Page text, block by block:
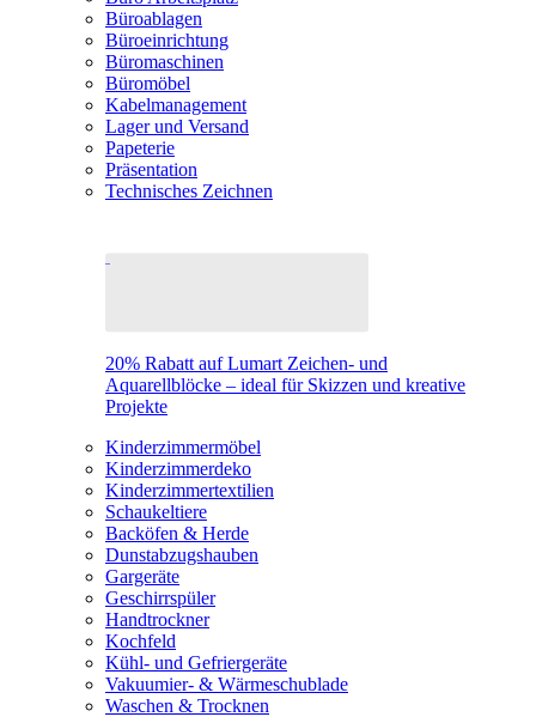
Büroablagen
Büroeinrichtung
Büromaschinen
Büromöbel
Kabelmanagement
Lager und Versand
Papeterie
Präsentation
Technisches Zeichnen
20% Rabatt auf Lumart Zeichen- und
Aquarellblöcke – ideal für Skizzen und kreative
Projekte
Kinderzimmermöbel
Kinderzimmerdeko
Kinderzimmertextilien
Schaukeltiere
Backöfen & Herde
Dunstabzugshauben
Gargeräte
Geschirrspüler
Handtrockner
Kochfeld
Kühl- und Gefriergeräte
Vakuumier- & Wärmeschublade
Waschen & Trocknen